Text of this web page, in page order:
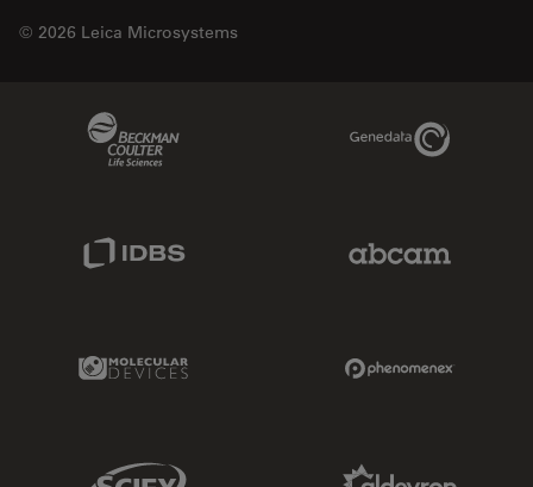
© 2026 Leica Microsystems
Genedata Link
Molecular Devices Link
Sciex Link